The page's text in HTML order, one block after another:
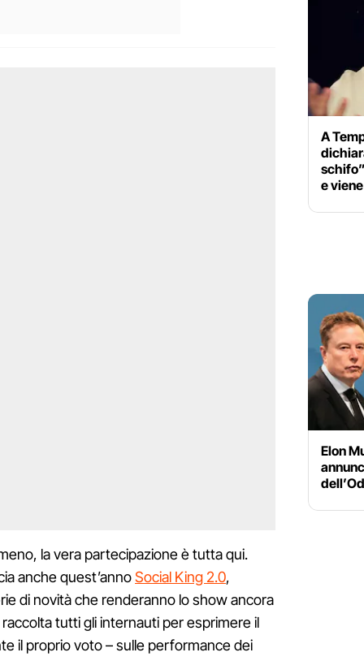
la vera partecipazione è tutta qui.
anche quest’annoSocial King 2.0,
di novità che renderanno lo show ancora
tutti gli internauti per esprimere il
il proprio voto – sulle performance dei
A
e
Elon